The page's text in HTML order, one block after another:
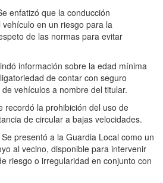
enfatizó que la conducción
en un riesgo para la
de las normas para evitar
información sobre la edad mínima
de contar con seguro
vehículos a nombre del titular.
recordó la prohibición del uso de
de circular a bajas velocidades.
Se presentó a la Guardia Local como un
al vecino, disponible para intervenir
riesgo o irregularidad en conjunto con